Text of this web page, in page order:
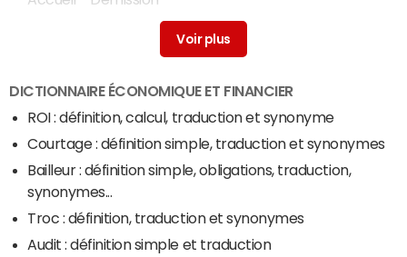
Lettre de résiliation de contrat : modèle gratuit
modèle gratuit> Accueil - Lettre de motivation
Bilan comptable : définition, date, exemple et modèle
PDF...> Accueil - Dictionnaire comptable et fiscal
DICTIONNAIRE ÉCONOMIQUE ET FINANCIER
ROI : définition, calcul, traduction et synonyme
Courtage : définition simple, traduction et synonymes
Bailleur : définition simple, obligations, traduction,
synonymes...
Troc : définition, traduction et synonymes
Audit : définition simple et traduction